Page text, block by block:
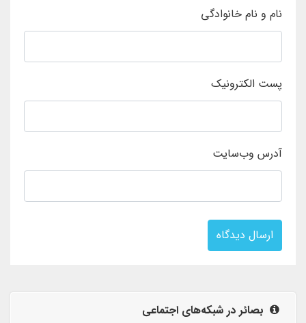
نام و نام خانوادگی
پست الکترونیک
آدرس وب‌سایت
ارسال دیدگاه
بصائر در شبکه‌های اجتماعی